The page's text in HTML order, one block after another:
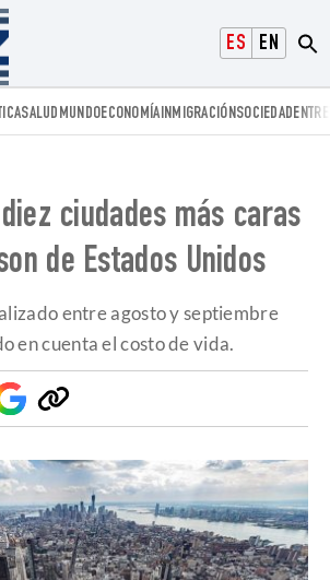
ESPAÑOLENGLISH
Voz.us
SALUD MUNDOECONOMÍAINMIGRACIÓNSOCIEDAD
ciudades más caras
de Estados Unidos
entre agosto y septiembre
en cuenta el costo de vida.
Google
Discover
Copiar
enlace